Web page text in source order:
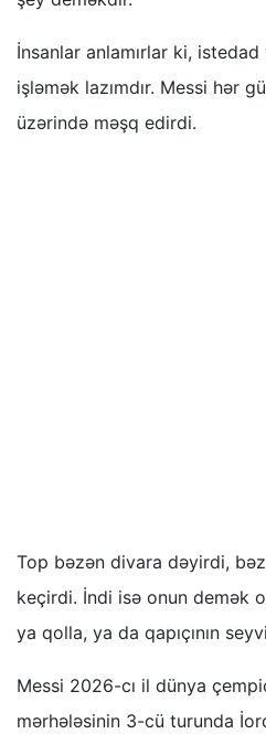
İnsanlar anlamırlar ki,
işləmək lazımdır. Messi hər
üzərində məşq edirdi.
Top bəzən divara dəyirdi,
keçirdi. İndi isə onun demək
ya qolla, ya da qapıçının
Messi 2026-cı il dünya
mərhələsinin 3-cü turunda